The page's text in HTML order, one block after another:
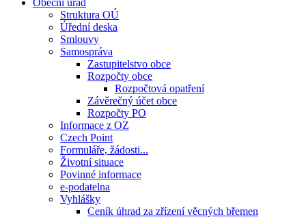
Obecní úřad
Struktura OÚ
Úřední deska
Smlouvy
Samospráva
Zastupitelstvo obce
Rozpočty obce
Rozpočtová opatření
Závěrečný účet obce
Rozpočty PO
Informace z OZ
Czech Point
Formuláře, žádosti...
Životní situace
Povinné informace
e-podatelna
Vyhlášky
Ceník úhrad za zřízení věcných břemen